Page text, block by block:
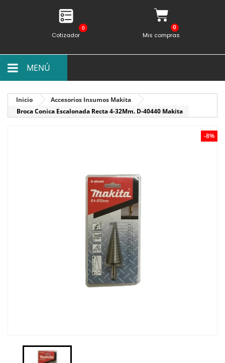
0
Cotizador Mis compras
MENÚ
Inicio
Accesorios Insumos Makita
Broca Conica Escalonada Recta 4-32Mm. D-40440 Makita
-8%